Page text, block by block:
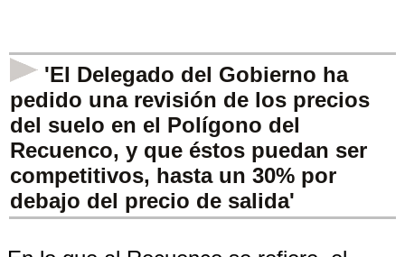
'El Delegado del Gobierno ha
pedido una revisión de los precios
del suelo en el Polígono del
Recuenco, y que éstos puedan ser
competitivos, hasta un 30% por
debajo del precio de salida'